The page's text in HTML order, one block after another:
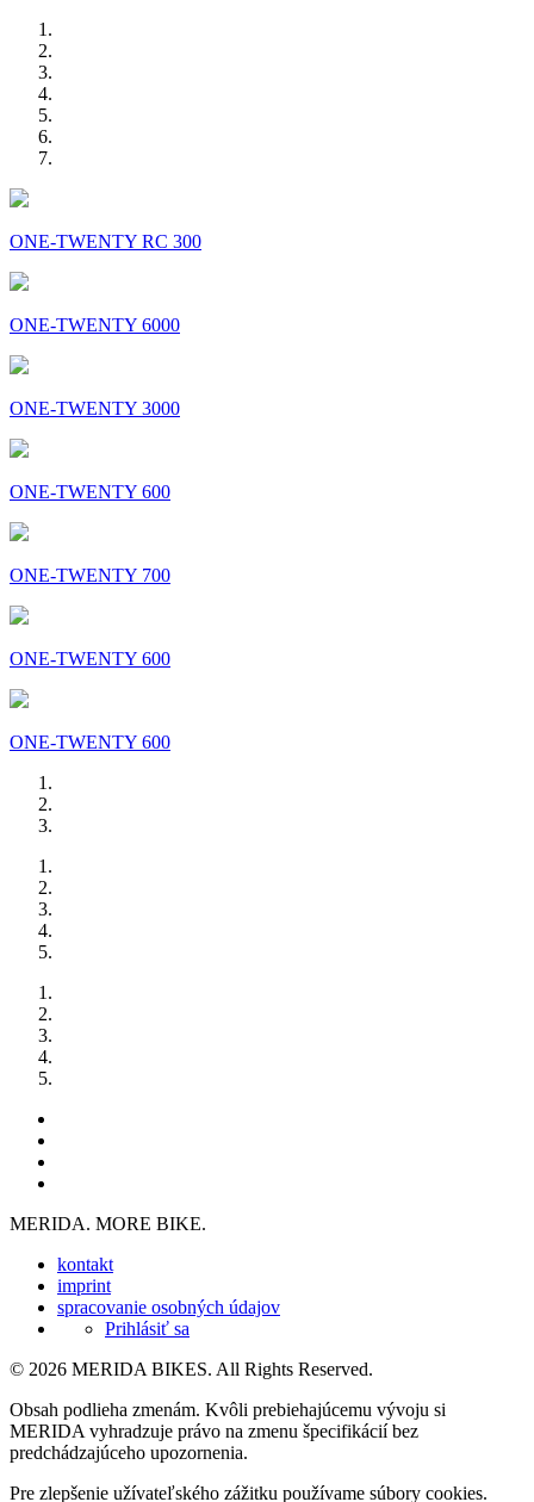
ONE-TWENTY RC 300
ONE-TWENTY 6000
ONE-TWENTY 3000
ONE-TWENTY 600
ONE-TWENTY 700
ONE-TWENTY 600
ONE-TWENTY 600
MERIDA. MORE BIKE.
kontakt
imprint
spracovanie osobných údajov
Prihlásiť sa
© 2026 MERIDA BIKES. All Rights Reserved.
Obsah podlieha zmenám. Kvôli prebiehajúcemu vývoju si
MERIDA vyhradzuje právo na zmenu špecifikácií bez
predchádzajúceho upozornenia.
Pre zlepšenie užívateľského zážitku používame súbory cookies.